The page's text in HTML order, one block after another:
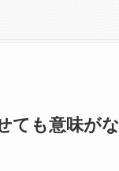
ても意味が